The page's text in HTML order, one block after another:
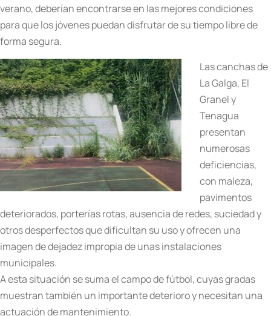
verano, deberían encontrarse en las mejores condiciones
para que los jóvenes puedan disfrutar de su tiempo libre de
forma segura.
Las canchas de
La Galga, El
Granel y
Tenagua
presentan
numerosas
deficiencias,
con maleza,
pavimentos
deteriorados, porterías rotas, ausencia de redes, suciedad y
otros desperfectos que dificultan su uso y ofrecen una
imagen de dejadez impropia de unas instalaciones
municipales.
A esta situación se suma el campo de fútbol, cuyas gradas
muestran también un importante deterioro y necesitan una
actuación de mantenimiento.